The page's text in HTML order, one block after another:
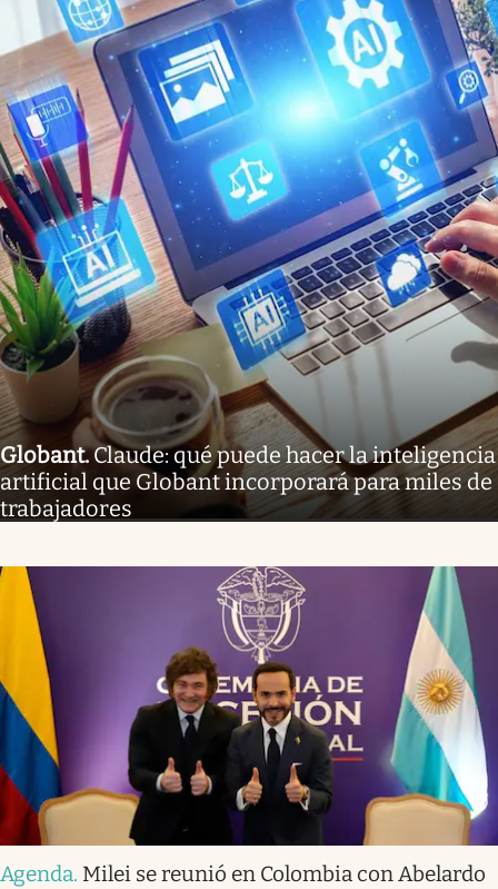
Globant.Claude: qué puede hacer la inteligencia
artificial que Globant incorporará para miles de
trabajadores
Agenda. Milei se reunió en Colombia con Abelardo